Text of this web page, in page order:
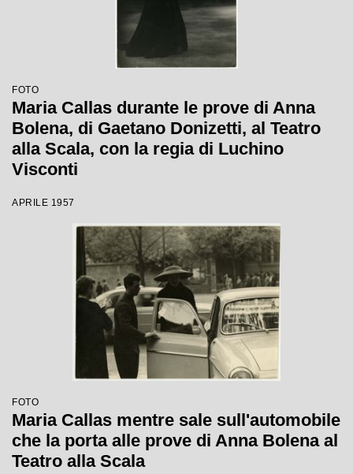
FOTO
Maria Callas durante le prove di Anna
Bolena, di Gaetano Donizetti, al Teatro
alla Scala, con la regia di Luchino
Visconti
APRILE 1957
FOTO
Maria Callas mentre sale sull'automobile
che la porta alle prove di Anna Bolena al
Teatro alla Scala